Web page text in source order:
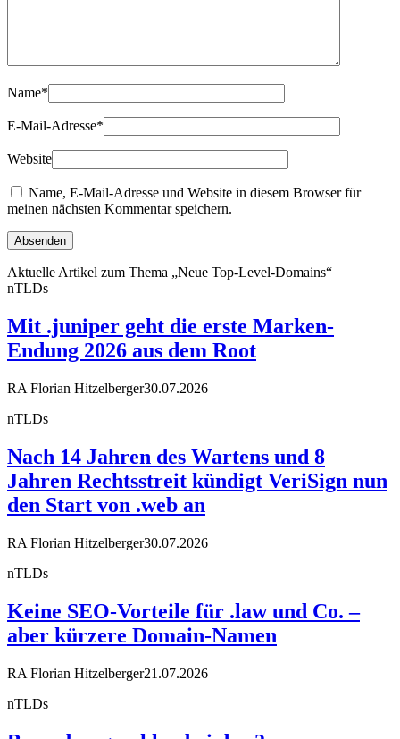
Name*
E-Mail-Adresse*
Website
Name, E-Mail-Adresse und Website in diesem Browser für
meinen nächsten Kommentar speichern.
Aktuelle Artikel zum Thema „Neue Top-Level-Domains“
nTLDs
Mit .juniper geht die erste Marken-
Endung 2026 aus dem Root
RA Florian Hitzelberger30.07.2026
nTLDs
Nach 14 Jahren des Wartens und 8
Jahren Rechtsstreit kündigt VeriSign nun
den Start von .web an
RA Florian Hitzelberger30.07.2026
nTLDs
Keine SEO-Vorteile für .law und Co. –
aber kürzere Domain-Namen
RA Florian Hitzelberger21.07.2026
nTLDs